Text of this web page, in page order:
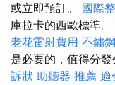
或立即預訂。 國際
庫拉卡的西歐標準。
老花雷射費用 不鏽
是必要的，值得分發
訴狀 助聽器 推薦 適